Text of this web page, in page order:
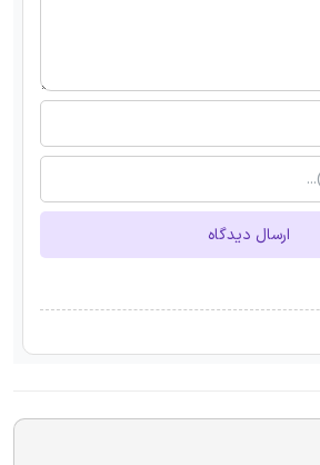
ارسال دیدگاه